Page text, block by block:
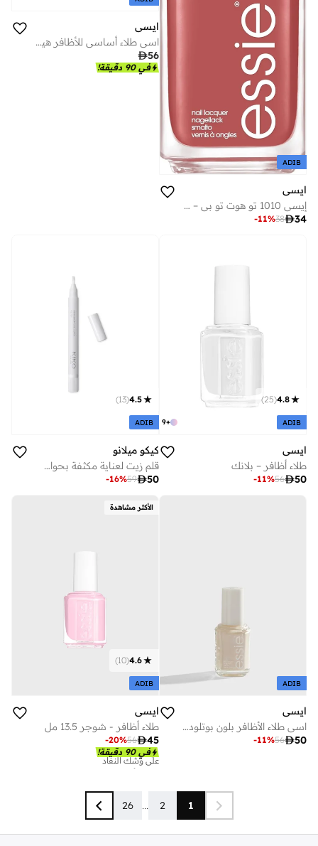
ADIB
ايسي
إيسي 1010 تو هوت تو بي – 13.5 مل – 260
34
38
-11%
ايسي
اسي طلاء أساسي للأظافر هير تو ستاي 13.5 مل
56
في 90 دقيقة!
+
9
4.8
(
25
)
ADIB
ايسي
طلاء أظافر – بلانك
50
56
-11%
4.5
(
13
)
ADIB
كيكو ميلانو
قلم زيت لعناية مكثفة بحواف الاظافر
50
59
-16%
ADIB
ايسي
اسي طلاء الأظافر بلون بوتلودس اوف لوف 13.5 مل
50
56
-11%
الأكثر مشاهدة
4.6
(
10
)
ADIB
ايسي
طلاء أظافر - شوجر 13.5 مل
45
56
-20%
في 90 دقيقة!
تم بيع أكثر من 30 مؤخرا
على وشك النفاد
تم بيع أكثر من 30 مؤخرا
1
2
...
26